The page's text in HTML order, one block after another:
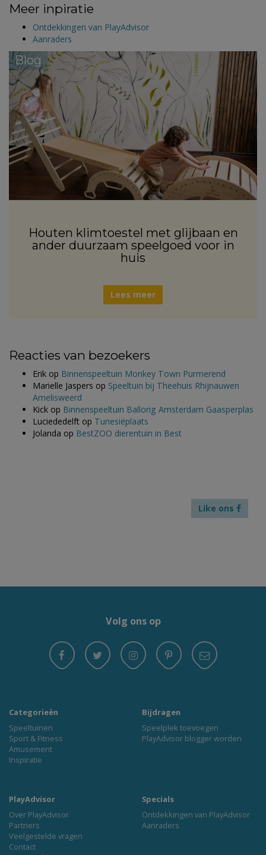
Meer inpiratie
Ontdekkingen van PlayAdvisor
Aanraders
Blog
Houten klimtoestel met glijbaan en
ander duurzaam speelgoed voor in
huis
Lees meer
Reacties van bezoekers
Erik op Binnenspeeltuin Monkey Town Purmerend
Marielle Jaspers op Speeltuin bij Theehuis Rhijnauwen
Amelisweerd
Kick op Binnenspeeltuin Ballorig Amsterdam Gaasperplas
Luciededelft op Tunesiëplaats
Jolanda op BestZOO dierentuin in Best
Like ons
Volg ons op
Categorieën
Speeltuinen
Sport & Fitness
Amusement
Inspiratie
Bijdragen
Speelplek toevoegen
PlayAdvisor blogger worden
PlayAdvisor
Over PlayAdvisor
Partners
Veelgestelde vragen
Contact
Specials
Ontdekkingen van PlayAdvisor
Aanraders